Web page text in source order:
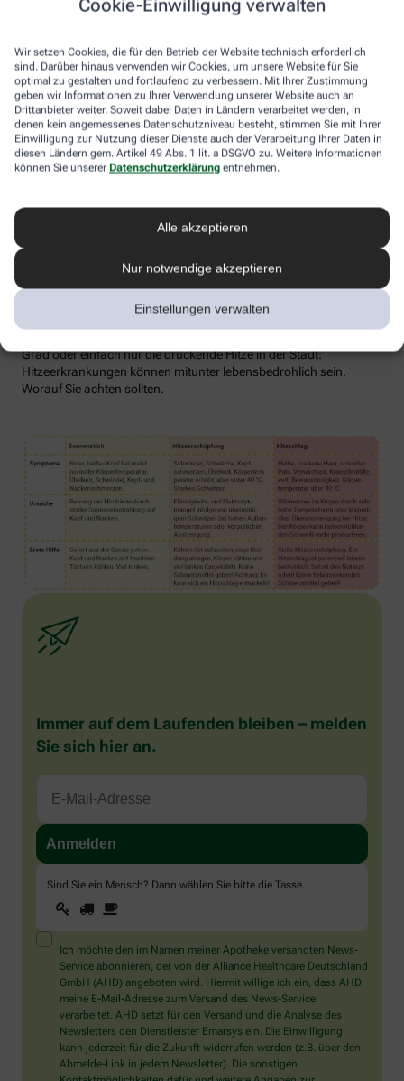
Cookie-Einwilligung verwalten
Wir setzen Cookies, die für den Betrieb der Website technisch erforderlich
sind. Darüber hinaus verwenden wir Cookies, um unsere Website für Sie
optimal zu gestalten und fortlaufend zu verbessern. Mit Ihrer Zustimmung
geben wir Informationen zu Ihrer Verwendung unserer Website auch an
Drittanbieter weiter. Soweit dabei Daten in Ländern verarbeitet werden, in
denen kein angemessenes Datenschutzniveau besteht, stimmen Sie mit Ihrer
Einwilligung zur Nutzung dieser Dienste auch der Verarbeitung Ihrer Daten in
diesen Ländern gem. Artikel 49 Abs. 1 lit. a DSGVO zu. Weitere Informationen
können Sie unserer Datenschutzerklärung entnehmen.
Alle akzeptieren
Nur notwendige akzeptieren
Einstellungen verwalten
Flüssigkeitsverlust durch Schwitzen auszugleichen. Der ist im
Temperaturen. Trinken wir zu wenig, sind Kopfschmerzen und
Konzentrationsprobleme meist die Folge.
Weniger bekannt ist, dass ein Flüssigkeitsmangel auch anderen
Organen zusetzt. So kann Hitzestress auch ernsthaft die Nieren
schädigen – und zwar nachhaltig und auch bei gesunden
Menschen. Als Faustregel gilt: Zwei bis drei Liter täglich sollten es
sein. Die besten Durstlöscher: Mineralwasser, ungesüßte Kräuter-
und Früchtetees oder verdünnte Säfte. Auch wasserreiches Obst
Flüssigkeitsverluste ausgleichen. Bei Herz-Kreislauf- oder
Nierenerkrankungen sollte man die Trinkmenge ärztlich
besprechen.
Sonnenstich, Hitzeerschöpfung und
Hitzschlag: Was ist das eigentlich?
Grad oder einfach nur die drückende Hitze in der Stadt:
Hitzeerkrankungen können mitunter lebensbedrohlich sein.
Worauf Sie achten sollten.
Immer auf dem Laufenden bleiben – melden
Sie sich hier an.
Sind Sie ein Mensch? Dann wählen Sie bitte die Tasse
Sind
Sie
ein
Mensch?
Dann
wählen
Sie
bitte
die
Tasse.
1 2
Ich möchte den im Namen meiner Apotheke versandten News-
Service abonnieren, der von der Alliance Healthcare Deutschland
GmbH (AHD) angeboten wird. Hiermit willige ich ein, dass AHD
meine E-Mail-Adresse zum Versand des News-Service
verarbeitet. AHD setzt für den Versand und die Analyse des
Newsletters den Dienstleister Emarsys ein. Die Einwilligung
kann jederzeit für die Zukunft widerrufen werden (z.B. über den
Abmelde-Link in jedem Newsletter). Die sonstigen